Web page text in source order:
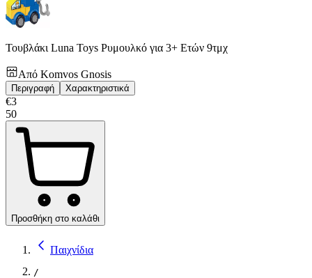
Τουβλάκι Luna Toys Ρυμουλκό για 3+ Ετών 9τμχ
Από Komvos Gnosis
Περιγραφή Χαρακτηριστικά
€3
50
Προσθήκη στο καλάθι
Παιχνίδια
/